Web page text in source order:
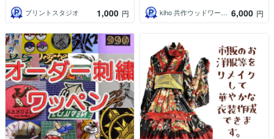
プリントスタジオ
1,000 円
kiho 共作ウッドワークス
6,000 円